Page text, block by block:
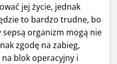
jej życie, jednak
to bardzo trudne, bo
sepsą organizm mogą nie
zgodę na zabieg,
blok operacyjny i